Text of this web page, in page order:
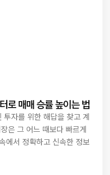
로 매매 승률 높이는 법
자를 위한 해답을 찾고 계
은 그 어느 때보다 빠르게
에서 정확하고 신속한 정보